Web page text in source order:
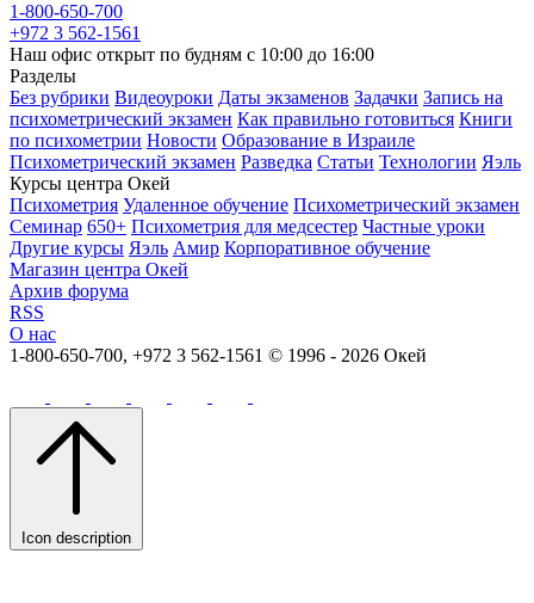
1-800-650-700
+972 3 562-1561
Наш офис открыт по будням с 10:00 до 16:00
Разделы
Без рубрики Видеоуроки Даты экзаменов Задачки Запись на
психометрический экзамен Как правильно готовиться Книги
по психометрии Новости Образование в Израиле
Психометрический экзамен Разведка Статьи Технологии Яэль
Курсы центра Окей
Психометрия Удаленное обучение Психометрический экзамен
Семинар 650+ Психометрия для медсестер Частные уроки
Другие курсы Яэль Амир Корпоративное обучение
Магазин центра Окей
Архив форума
RSS
О нас
1-800-650-700, +972 3 562-1561 © 1996 - 2026 Окей
Icon description